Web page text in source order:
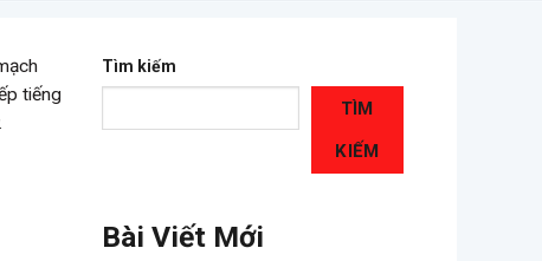
tiếng
Tìm kiếm
TÌM
KIẾM
Bài Viết Mới